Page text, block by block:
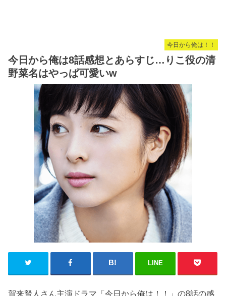
今日から俺は！！
今日から俺は8話感想とあらすじ…りこ役の清
野菜名はやっぱ可愛いw
LINE
賀来賢人さん主演ドラマ「今日から俺は！！」の8話の感